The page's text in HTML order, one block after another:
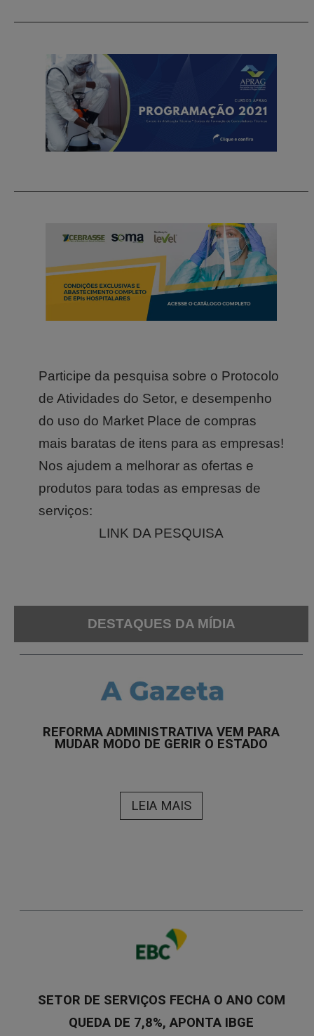
Participe da pesquisa sobre o Protocolo
de Atividades do Setor, e desempenho
do uso do Market Place de compras
mais baratas de itens para as empresas!
Nos ajudem a melhorar as ofertas e
produtos para todas as empresas de
serviços:
LINK DA PESQUISA
DESTAQUES DA MÍDIA
REFORMA ADMINISTRATIVA VEM PARA
MUDAR MODO DE GERIR O ESTADO
LEIA MAIS
SETOR DE SERVIÇOS FECHA O ANO COM
QUEDA DE 7,8%, APONTA IBGE